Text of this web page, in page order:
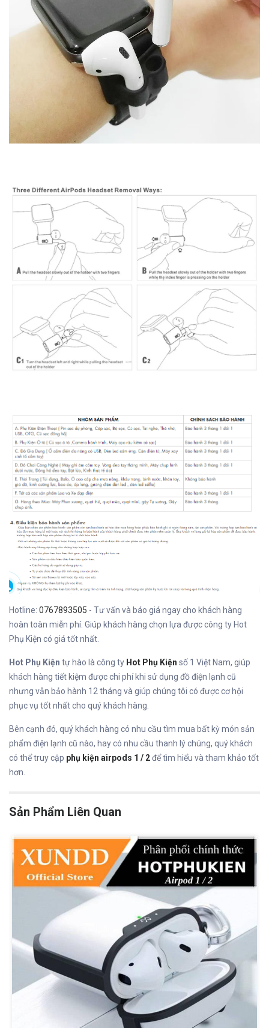
Hotline: 0767893505 - Tư vấn và báo giá ngay cho khách hàng
hoàn toàn miễn phí. Giúp khách hàng chọn lựa được công ty Hot
Phụ Kiện có giá tốt nhất.
Hot Phụ Kiện tự hào là công ty Hot Phụ Kiện số 1 Việt Nam, giúp
khách hàng tiết kiệm được chi phí khi sử dụng đồ điện lạnh cũ
nhưng vẫn bảo hành 12 tháng và giúp chúng tôi có được cơ hội
phục vụ tốt nhất cho quý khách hàng.
Bên cạnh đó, quý khách hàng có nhu cầu tìm mua bất kỳ món sản
phẩm điện lạnh cũ nào, hay có nhu cầu thanh lý chúng, quý khách
có thể truy cập phụ kiện airpods 1 / 2để tìm hiểu và tham khảo tốt
hơn.
Sản Phẩm Liên Quan